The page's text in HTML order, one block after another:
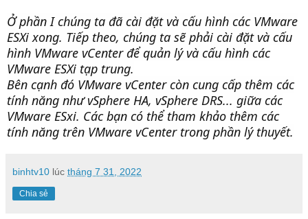
Ở phần I chúng ta đã cài đặt và cấu hình các VMware
ESXi xong. Tiếp theo, chúng ta sẽ phải cài đặt và cấu
hình VMware vCenter để quản lý và cấu hình các
VMware ESXi tạp trung.
Bên cạnh đó VMware vCenter còn cung cấp thêm các
tính năng như vSphere HA, vSphere DRS... giữa các
VMware ESxi. Các bạn có thể tham khảo thêm các
tính năng trên VMware vCenter trong phần lý thuyết.
binhtv10 lúc tháng 7 31, 2022
Chia sẻ